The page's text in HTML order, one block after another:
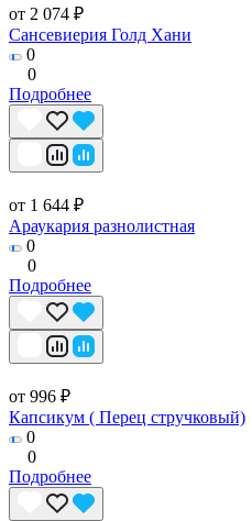
от 2 074 ₽
Сансевиерия Голд Хани
0
0
Подробнее
от 1 644 ₽
Араукария разнолистная
0
0
Подробнее
от 996 ₽
Капсикум ( Перец стручковый)
0
0
Подробнее